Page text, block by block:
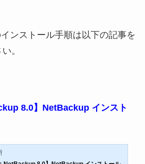
ンストール手順は以下の記事を
。
8.0】NetBackup インスト